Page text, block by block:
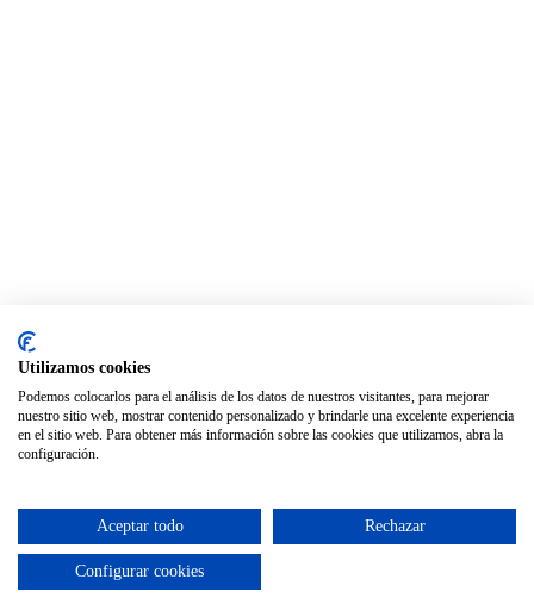
Utilizamos cookies
Podemos colocarlos para el análisis de los datos de nuestros visitantes, para mejorar
nuestro sitio web, mostrar contenido personalizado y brindarle una excelente experiencia
en el sitio web. Para obtener más información sobre las cookies que utilizamos, abra la
configuración.
Aceptar todo Rechazar
Configurar cookies